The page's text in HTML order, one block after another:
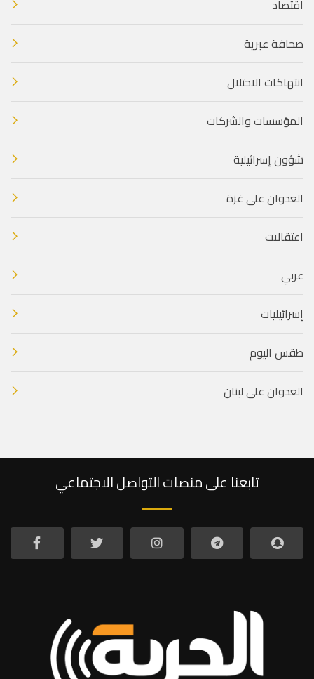
اقتصاد
صحافة عبرية
انتهاكات الاحتلال
المؤسسات والشركات
شؤون إسرائيلية
العدوان على غزة
اعتقالات
عربي
إسرائيليات
طقس اليوم
العدوان على لبنان
تابعنا على منصات التواصل الاجتماعي